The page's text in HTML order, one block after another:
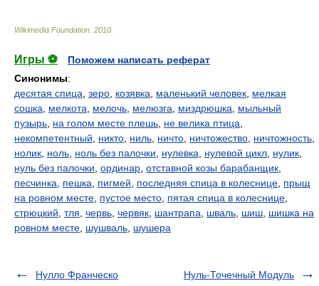
Wikimedia Foundation 2010
Игры ⚽
Поможем написать реферат
Синонимы:
десятая спица зеро козявка маленький человек мелкая
сошка
мелкота мелочь мелюзга миздрюшка
мыльный
пузырь на голом месте плешь не велика птица
некомпетентный
никто ниль ничто ничтожество ничтожность
нолик ноль ноль без палочки нулевка нулевой цикл нулик
нуль без палочки ординар отставной козы барабанщик
песчинка
пешка пигмей последняя спица в колеснице прыщ
на ровном месте пустое место пятая спица в колеснице
стрюцкий тля червь червяк шантрапа шваль шиш шишка на
ровном месте шушваль шушера
Нулло Франческо Нуль-Точечный Модуль